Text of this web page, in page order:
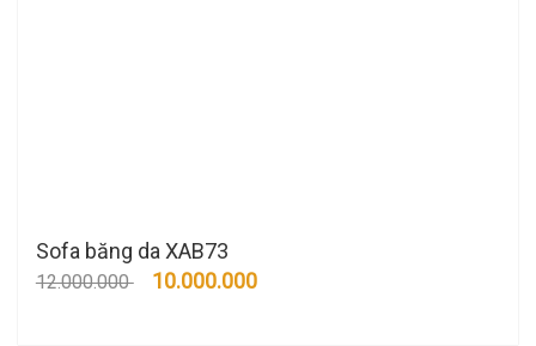
Sofa băng da XAB73
12.000.000 10.000.000